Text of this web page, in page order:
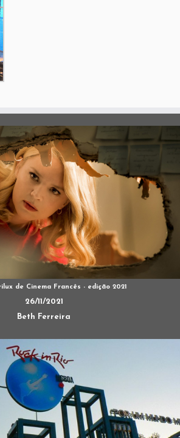
de Cinema Francês - edição 2021
26/11/2021
Beth Ferreira